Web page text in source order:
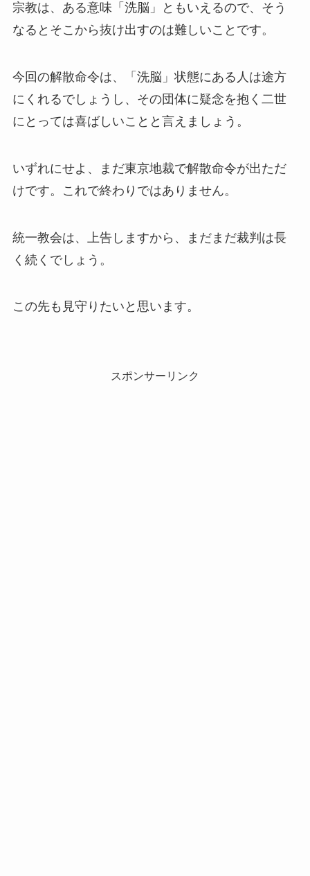
宗教は、ある意味「洗脳」ともいえるので、そう
なるとそこから抜け出すのは難しいことです。
今回の解散命令は、「洗脳」状態にある人は途方
にくれるでしょうし、その団体に疑念を抱く二世
にとっては喜ばしいことと言えましょう。
いずれにせよ、まだ東京地裁で解散命令が出ただ
けです。これで終わりではありません。
統一教会は、上告しますから、まだまだ裁判は長
く続くでしょう。
この先も見守りたいと思います。
スポンサーリンク